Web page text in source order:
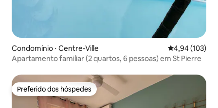
Condomínio ⋅ Centre-Ville 4,94 de uma
4,94 (103)
Apartamento familiar (2 quartos, 6 pessoas) em St Pierre
Preferido dos hóspedes
Preferido dos hóspedes